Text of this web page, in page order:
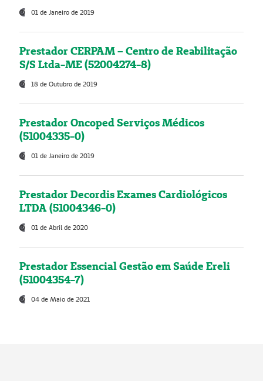
01 de Janeiro de 2019
Prestador CERPAM – Centro de Reabilitação
S/S Ltda-ME (52004274-8)
18 de Outubro de 2019
Prestador Oncoped Serviços Médicos
(51004335-0)
01 de Janeiro de 2019
Prestador Decordis Exames Cardiológicos
LTDA (51004346-0)
01 de Abril de 2020
Prestador Essencial Gestão em Saúde Ereli
(51004354-7)
04 de Maio de 2021